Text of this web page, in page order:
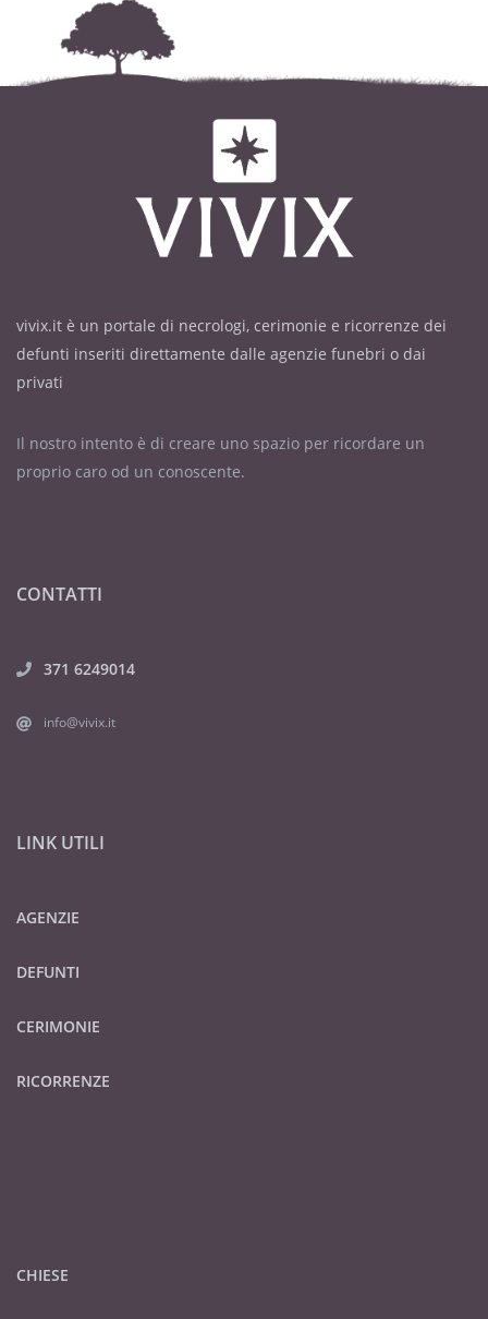
vivix.it è un portale di necrologi, cerimonie e ricorrenze dei
defunti inseriti direttamente dalle agenzie funebri o dai
privati
Il nostro intento è di creare uno spazio per ricordare un
proprio caro od un conoscente.
CONTATTI
371 6249014
info@vivix.it
LINK UTILI
AGENZIE
DEFUNTI
CERIMONIE
RICORRENZE
CHIESE